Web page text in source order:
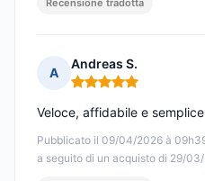
Recensione tradotta
A
Andreas S.
Nota: 5 su 5
Pubblicato il 09/04/2026 à
a seguito di un acquisto di 29/
Veloce, affidabile e